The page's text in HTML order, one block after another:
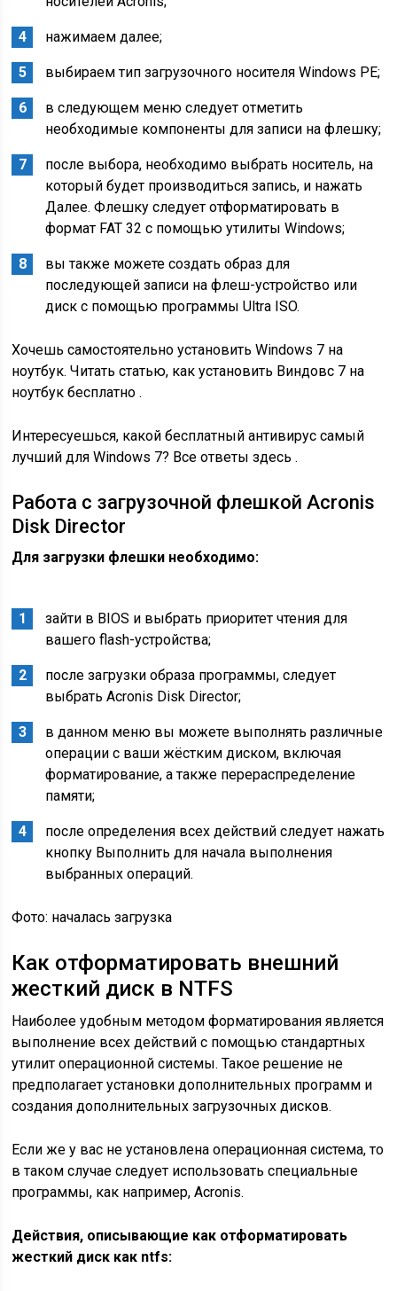
нажимаем далее;
выбираем тип загрузочного носителя Windows PE;
в следующем меню следует отметить
необходимые компоненты для записи на флешку;
после выбора, необходимо выбрать носитель, на
который будет производиться запись, и нажать
Далее. Флешку следует отформатировать в
формат FAT 32 с помощью утилиты Windows;
вы также можете создать образ для
последующей записи на флеш-устройство или
диск с помощью программы Ultra ISO.
Хочешь самостоятельно установить Windows 7 на
ноутбук. Читать статью, как установить Виндовс 7 на
ноутбук бесплатно .
Интересуешься, какой бесплатный антивирус самый
лучший для Windows 7? Все ответы здесь .
Работа с загрузочной флешкой Acronis
Disk Director
Для загрузки флешки необходимо:
зайти в BIOS и выбрать приоритет чтения для
вашего flash-устройства;
после загрузки образа программы, следует
выбрать Acronis Disk Director;
в данном меню вы можете выполнять различные
операции с ваши жёстким диском, включая
форматирование, а также перераспределение
памяти;
после определения всех действий следует нажать
кнопку Выполнить для начала выполнения
выбранных операций.
Фото: началась загрузка
Как отформатировать внешний
жесткий диск в NTFS
Наиболее удобным методом форматирования является
выполнение всех действий с помощью стандартных
утилит операционной системы. Такое решение не
предполагает установки дополнительных программ и
создания дополнительных загрузочных дисков.
Если же у вас не установлена операционная система, то
в таком случае следует использовать специальные
программы, как например, Acronis.
Действия, описывающие как отформатировать
жесткий диск как ntfs: